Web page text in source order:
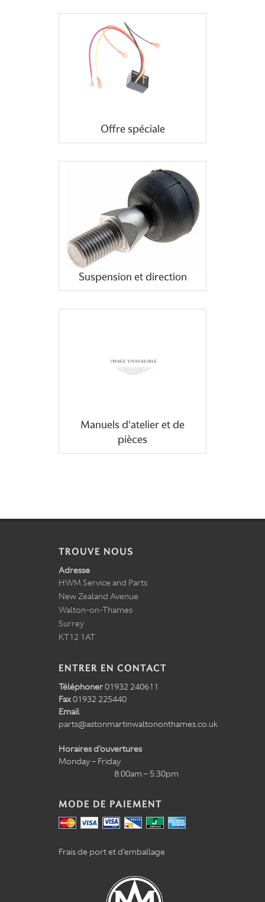
Offre spéciale
Suspension et direction
Manuels d'atelier et de
pièces
TROUVE NOUS
Adresse
HWM Service and Parts
New Zealand Avenue
Walton-on-Thames
Surrey
KT12 1AT
ENTRER EN CONTACT
Téléphoner01932 240611
Fax01932 225440
Email
parts@astonmartinwaltononthames.co.uk
Horaires d'ouvertures
Monday – Friday
8:00am – 5:30pm
MODE DE PAIEMENT
Frais de port et d'emballage